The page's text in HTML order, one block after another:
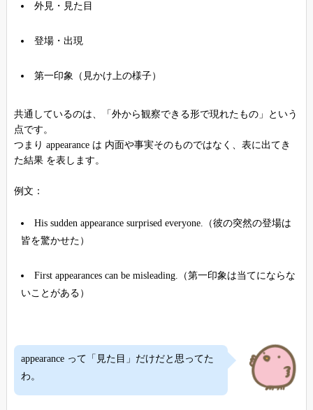
外見・見た目
登場・出現
第一印象（見かけ上の様子）
共通しているのは、「外から観察できる形で現れたもの」という
点です。
つまり appearance は 内面や事実そのものではなく、表に出てき
た結果 を表します。
例文：
His sudden appearance surprised everyone.（彼の突然の登場は
皆を驚かせた）
First appearances can be misleading.（第一印象は当てにならな
いことがある）
appearance って「見た目」だけだと思ってた
わ。